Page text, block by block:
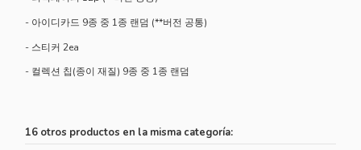
- 아이디카드 9종 중 1종 랜덤 (**버전 공통)
- 스티커 2ea
- 컬렉션 칩(종이 재질) 9종 중 1종 랜덤
16 otros productos en la misma categoría: